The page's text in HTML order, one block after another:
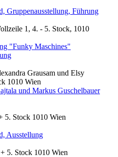
Gruppenausstellung, Führung
1, 4. - 5. Stock, 1010
"Funky Maschines"
Grausam und Elsy
1010 Wien
und Markus Guschelbauer
5. Stock 1010 Wien
Ausstellung
5. Stock 1010 Wien